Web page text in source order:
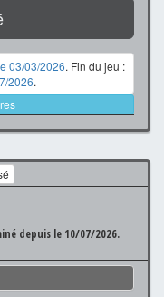
03/03/2026. Fin du jeu :
2026.
depuis le 10/07/2026.